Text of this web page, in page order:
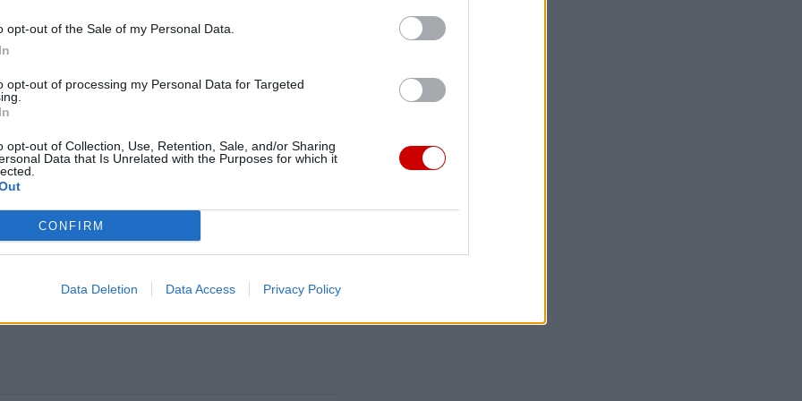
opt-out of the Sale of my Personal Data.
opt-out of processing my Personal Data for Targeted
opt-out of Collection, Use, Retention, Sale, and/or Sharing
Data that Is Unrelated with the Purposes for which it
CONFIRM
Data Deletion Data Access Privacy Policy
tu dla Ciebie!
z życia Kościoła w Polsce i na świecie.
będzie coraz trudniejsze.
za pośrednictwem serwisu Patronite.
misję. Więcej informacji znajdziesztutaj.